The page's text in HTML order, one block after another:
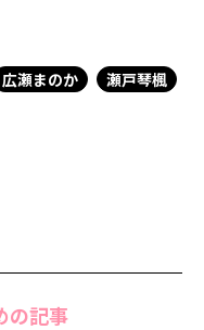
広瀬まのか
瀬戸琴楓
の記事